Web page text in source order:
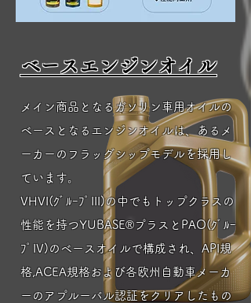
ベースエンジンオイル
メイン商品となるガソリン車用オイルの
ベースとなるエンジンオイルは、ある メ
ーカーのフラッグシップモデルを採用し
ています。
VHVI(ｸﾞﾙｰﾌﾟIII)の中でもトップクラスの
性能を持つYUBASE®プラスとPAO(ｸﾞﾙｰ
ﾌﾟIV)のベースオイルで構成され、API規
格,ACEA規格および各欧州自動車メーカ
ーのアプルーバル認証をクリアしたもの